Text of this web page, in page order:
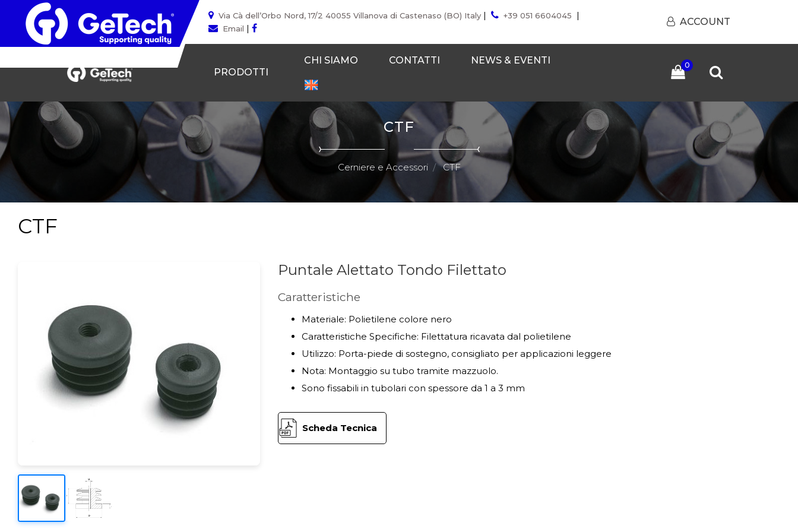
Via Cà dell’Orbo Nord, 17/2 40055 Villanova di Castenaso (BO) Italy | +39 051 6604045 |
Email |
ACCOUNT
PRODOTTI
CHI SIAMO CONTATTI NEWS & EVENTI 0
CTF
Cerniere e Accessori CTF
CTF
Puntale Alettato Tondo Filettato
Caratteristiche
Materiale: Polietilene colore nero
Caratteristiche Specifiche: Filettatura ricavata dal polietilene
Utilizzo: Porta-piede di sostegno, consigliato per applicazioni leggere
Nota: Montaggio su tubo tramite mazzuolo.
Sono fissabili in tubolari con spessore da 1 a 3 mm
Scheda Tecnica